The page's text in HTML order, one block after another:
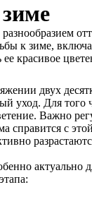
к зиме,
красивое
двух
уход. Для
Важно
справится с
актуально